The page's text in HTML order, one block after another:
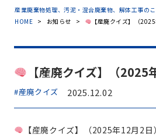
産業廃棄物処理、汚泥・混合廃棄物、解体工事の
HOME > お知らせ > 【産廃クイズ】（
【産廃クイズ】（2025
#産廃クイズ 2025.12.02
【産廃クイズ】（2025年12月2日）